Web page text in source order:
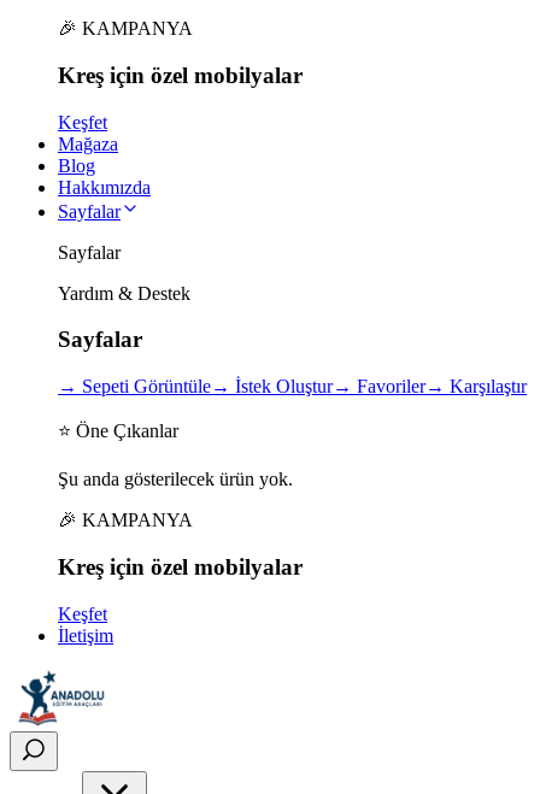
🎉 KAMPANYA
Kreş için özel mobilyalar
Keşfet
Mağaza
Blog
Hakkımızda
Sayfalar
Sayfalar
Yardım & Destek
Sayfalar
→ Sepeti Görüntüle→ İstek Oluştur→ Favoriler→ Karşılaştır
⭐ Öne Çıkanlar
Şu anda gösterilecek ürün yok.
🎉 KAMPANYA
Kreş için özel mobilyalar
Keşfet
İletişim